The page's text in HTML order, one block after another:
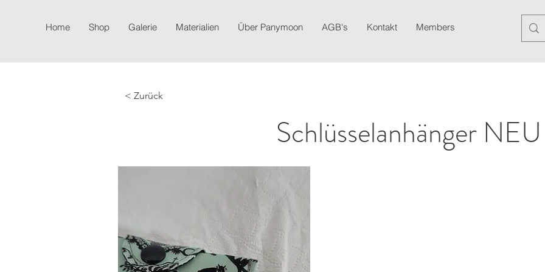
Home Shop Galerie Materialien Über Panymoon AGB's Kontakt Members
< Zurück
Schlüsselanhänger NEU